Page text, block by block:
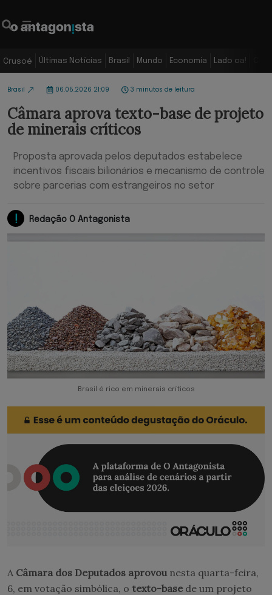
Crusoé Últimas Notícias Brasil Mundo Economia Lado oa!
Brasil 06.05.2026 21:09 3 minutos de leitura
Câmara aprova texto-base de projeto
de minerais críticos
Proposta aprovada pelos deputados estabelece
incentivos fiscais bilionários e mecanismo de controle
sobre parcerias com estrangeiros no setor
Redação O Antagonista
Brasil é rico em minerais críticos
A Câmara dos Deputados aprovou nesta quarta-feira,
6, em votação simbólica, o texto-base de um projeto